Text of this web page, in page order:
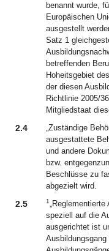
benannt wurde,
Europäischen
ausgestellt
Satz 1
betreffenden
Hoheitsgebiet
der diesen
Richtlinie 2005/
Mitgliedstaat
2.4
„Zuständige
ausgestattete
und andere
bzw.
Beschlüsse zu
abgezielt wird.
2.5 1
speziell auf die
ausgerichtet ist